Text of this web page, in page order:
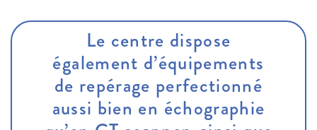
Le centre dispose
également d’équipements
de repérage perfectionné
aussi bien en échographie